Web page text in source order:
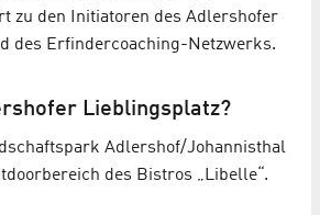
zu den Initiatoren des Adlershofer
des Erfindercoaching-Netzwerks.
Lieblingsplatz?
Adlershof/Johannisthal
des Bistros „Libelle“.